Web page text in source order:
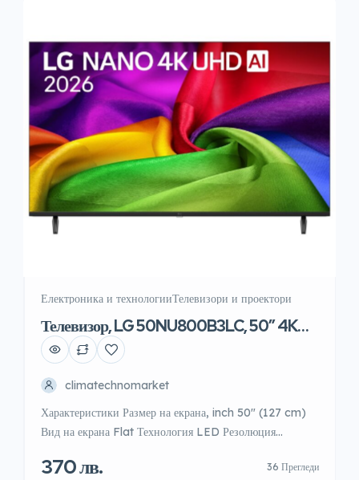
Електроника и технологииТелевизори и проектори
Телевизор, LG 50NU800B3LC, 50″ 4K
HDR UHD
climatechnomarket
Характеристики Размер на екрана, inch 50″ (127 cm)
Вид на екрана Flat Технология LED Резолюция
асистент Works with the Google Assistant, Works
370 лв. 36 Прегледи